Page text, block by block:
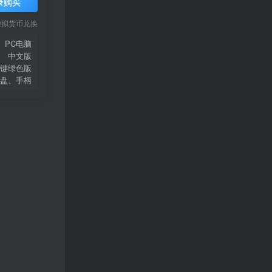
货币兑换
PC电脑
中文版
绿色版
、手柄